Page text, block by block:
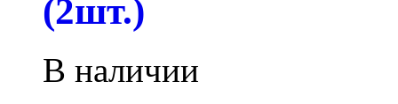
(2шт.)
В наличии